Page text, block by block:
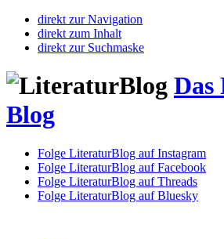
direkt zur Navigation
direkt zum Inhalt
direkt zur Suchmaske
Blog
Folge LiteraturBlog auf Instagram
Folge LiteraturBlog auf Facebook
Folge LiteraturBlog auf Threads
Folge LiteraturBlog auf Bluesky